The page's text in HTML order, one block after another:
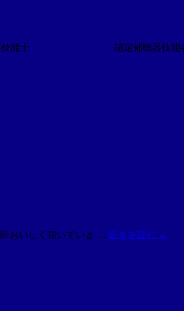
能士 認定補聴器技能
おいしく頂いていま … 続きを読む →